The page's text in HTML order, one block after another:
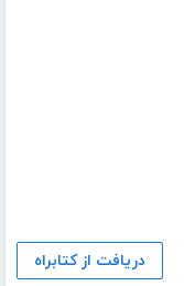
دریافت از کتابراه